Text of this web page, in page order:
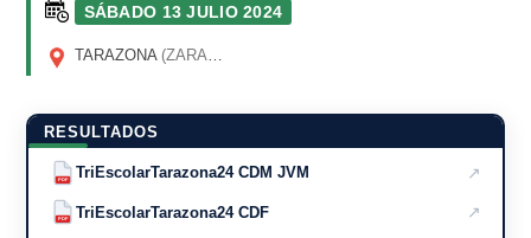
SÁBADO 13 JULIO 2024
TARAZONA (ZARAGOZA)
RESULTADOS
PDF TriEscolarTarazona24 CDM JVM ↗
PDF TriEscolarTarazona24 CDF ↗